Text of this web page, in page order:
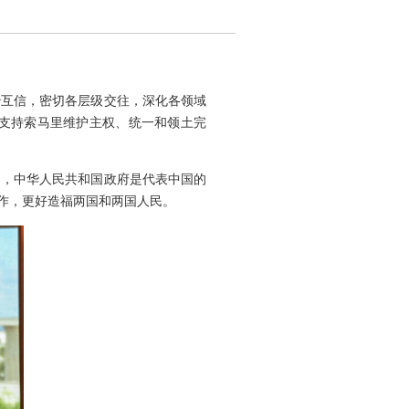
信，密切各层级交往，深化各领域
持索马里维护主权、统一和领土完
中华人民共和国政府是代表中国的
更好造福两国和两国人民。